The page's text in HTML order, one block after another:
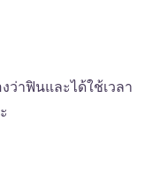
ว่าฟินและได้ใช้เวลา